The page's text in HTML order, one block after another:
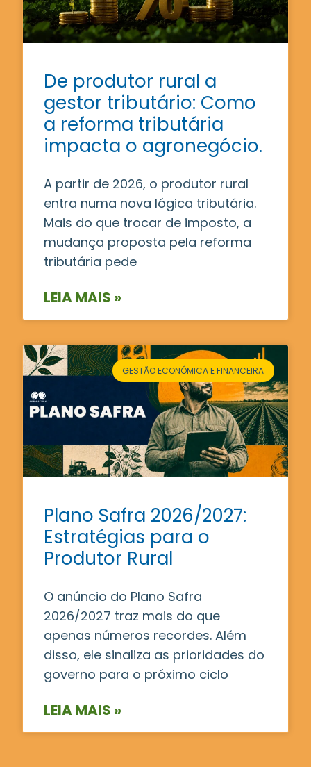
De produtor rural a
gestor tributário: Como
a reforma tributária
impacta o agronegócio.
A partir de 2026, o produtor rural
entra numa nova lógica tributária.
Mais do que trocar de imposto, a
mudança proposta pela reforma
tributária pede
LEIA MAIS »
GESTÃO ECONÔMICA E FINANCEIRA
Plano Safra 2026/2027:
Estratégias para o
Produtor Rural
O anúncio do Plano Safra
2026/2027 traz mais do que
apenas números recordes. Além
disso, ele sinaliza as prioridades do
governo para o próximo ciclo
LEIA MAIS »